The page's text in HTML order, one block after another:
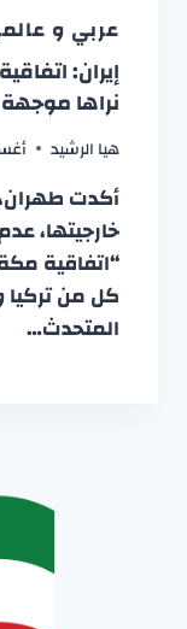
عربي و
إيران:
نراها
هيا الرشيد
أكدت
خارجيتها،
“اتفاقية
كل من
المتحدث…